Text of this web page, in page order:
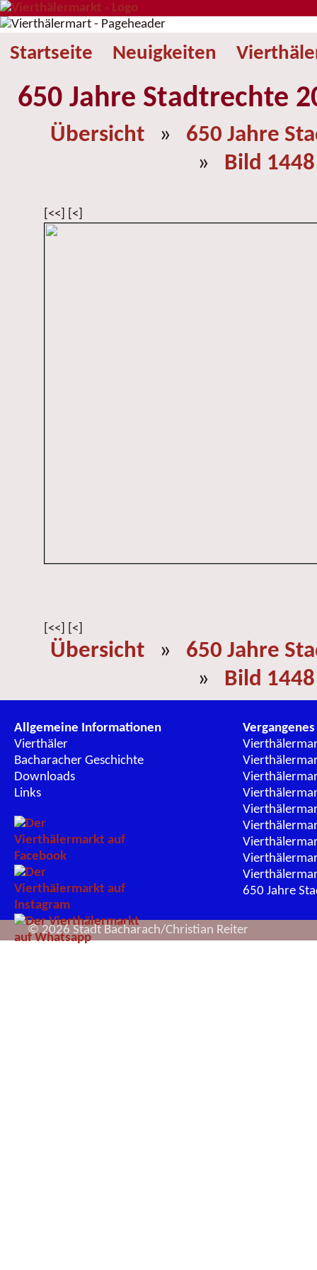
Startseite Neuigkeiten
650 Jahre Stadtrechte
Übersicht » 650 Jahre
» Bild 1448
[<<] [<]
[<<] [<]
Übersicht » 650 Jahre
» Bild 1448
Allgemeine Informationen
Vierthäler
Bacharacher Geschichte
Downloads
Links
Vergangenes
650 Jahre
© 2026 Stadt Bacharach/Christian Reiter